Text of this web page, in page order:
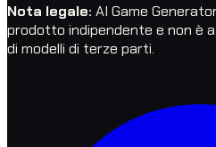
Nota legale: AI Game
prodotto indipendente e non è
di modelli di terze parti.